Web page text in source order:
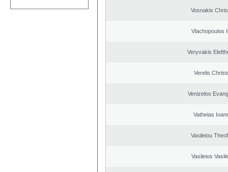
Vosnakis
Vlachopoulos
Veryvakis
Verelis
Venizelos
Vatheias
Vasileiou
Vasileios